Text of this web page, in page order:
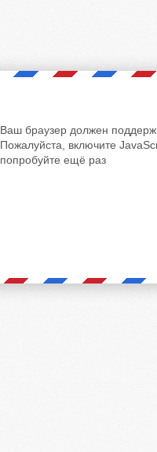
Ваш браузер должен
Пожалуйста, включите
попробуйте ещё раз